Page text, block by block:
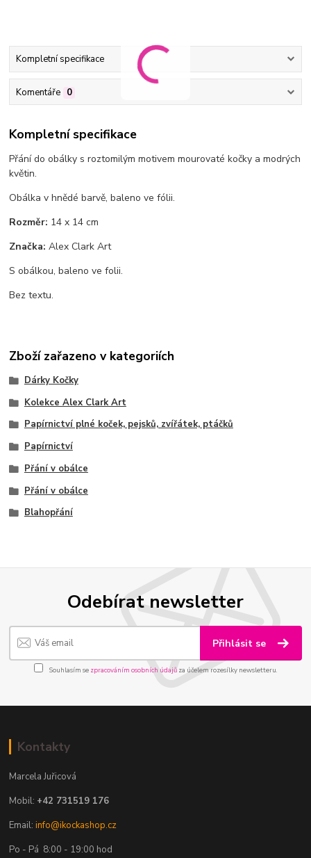
Kompletní specifikace
Komentáře 0
Kompletní specifikace
Přání do obálky s roztomilým motivem mourovaté kočky a modrých
květin.
Obálka v hnědé barvě, baleno ve fólii.
Rozměr: 14 x 14 cm
Značka: Alex Clark Art
S obálkou, baleno ve folii.
Bez textu.
Zboží zařazeno v kategoriích
Dárky Kočky
Kolekce Alex Clark Art
Papírnictví plné koček, pejsků, zvířátek, ptáčků
Papírnictví
Přání v obálce
Přání v obálce
Blahopřání
Odebírat newsletter
Přihlásit se
Souhlasím se zpracováním osobních údajůza účelem rozesílky newsletteru.
Kontakty
Marcela Juřicová
Mobil: +42 731519 176
Email:info@ikockashop.cz
Po - Pá 8:00 - 19:00 hod